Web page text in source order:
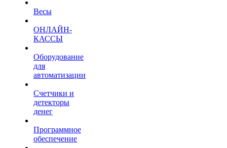
Весы
ОНЛАЙН-
КАССЫ
Оборудование
для
автоматизации
Счетчики и
детекторы
денег
Программное
обеспечение